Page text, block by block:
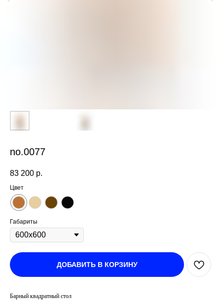
no.0077
83 200 р.
Цвет
Габариты
ДОБАВИТЬ В КОРЗИНУ
Барный квадратный стол